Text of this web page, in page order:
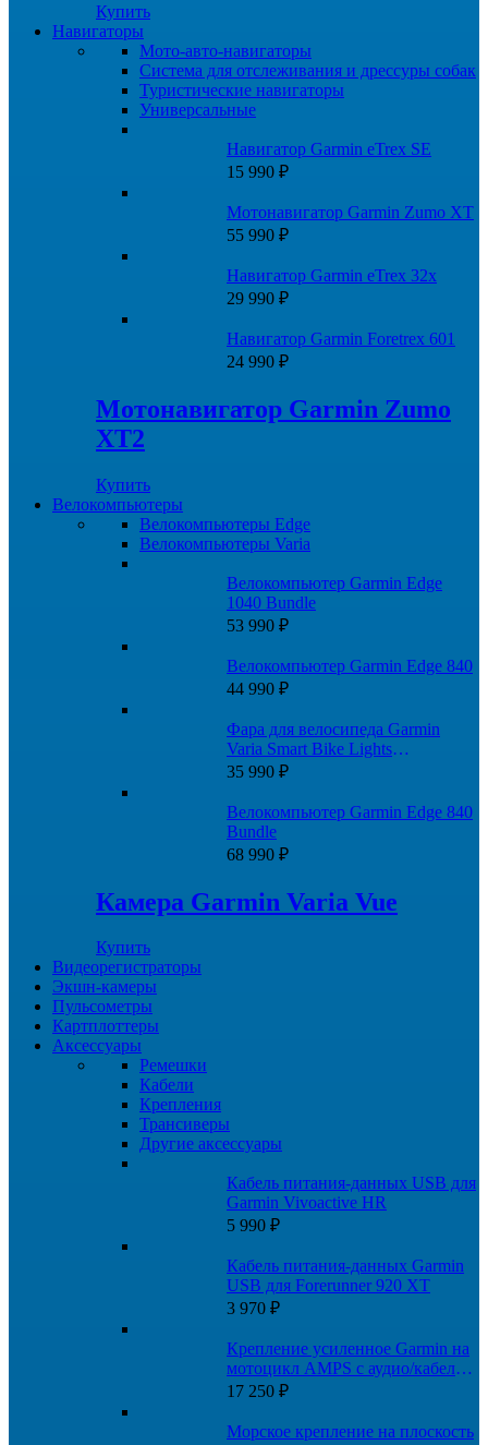
Купить
Навигаторы
Мото-авто-навигаторы
Система для отслеживания и дрессуры собак
Туристические навигаторы
Универсальные
Навигатор Garmin eTrex SE
15 990 ₽
Мотонавигатор Garmin Zumo XT
55 990 ₽
Навигатор Garmin eTrex 32x
29 990 ₽
Навигатор Garmin Foretrex 601
24 990 ₽
Мотонавигатор Garmin Zumo
XT2
Купить
Велокомпьютеры
Велокомпьютеры Edge
Велокомпьютеры Varia
Велокомпьютер Garmin Edge
1040 Bundle
53 990 ₽
Велокомпьютер Garmin Edge 840
44 990 ₽
Фара для велосипеда Garmin
Varia Smart Bike Lights
HL500+TL300
35 990 ₽
Велокомпьютер Garmin Edge 840
Bundle
68 990 ₽
Камера Garmin Varia Vue
Купить
Видеорегистраторы
Экшн-камеры
Пульсометры
Картплоттеры
Аксессуары
Ремешки
Кабели
Крепления
Трансиверы
Другие аксессуары
Кабель питания-данных USB для
Garmin Vivoactive HR
5 990 ₽
Кабель питания-данных Garmin
USB для Forerunner 920 XT
3 970 ₽
Крепление усиленное Garmin на
мотоцикл AMPS с аудио/кабелем
питания
17 250 ₽
Морское крепление на плоскость